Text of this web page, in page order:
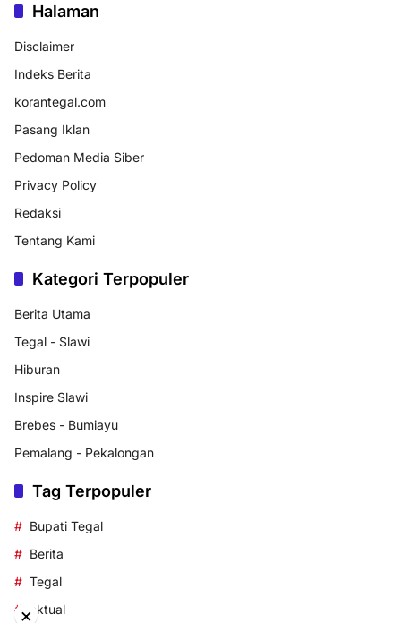
Halaman
Disclaimer
Indeks Berita
korantegal.com
Pasang Iklan
Pedoman Media Siber
Privacy Policy
Redaksi
Tentang Kami
Kategori Terpopuler
Berita Utama
Tegal - Slawi
Hiburan
Inspire Slawi
Brebes - Bumiayu
Pemalang - Pekalongan
Tag Terpopuler
Bupati Tegal
Berita
Tegal
aktual
×